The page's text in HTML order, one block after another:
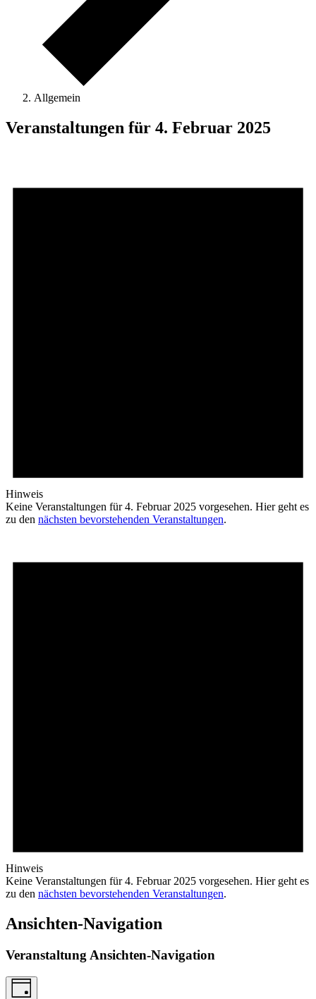
Allgemein
Veranstaltungen für 4. Februar 2025
Hinweis
Keine Veranstaltungen für 4. Februar 2025 vorgesehen. Hier geht es
zu den nächsten bevorstehenden Veranstaltungen.
Hinweis
Keine Veranstaltungen für 4. Februar 2025 vorgesehen. Hier geht es
zu den nächsten bevorstehenden Veranstaltungen.
Ansichten-Navigation
Veranstaltung Ansichten-Navigation